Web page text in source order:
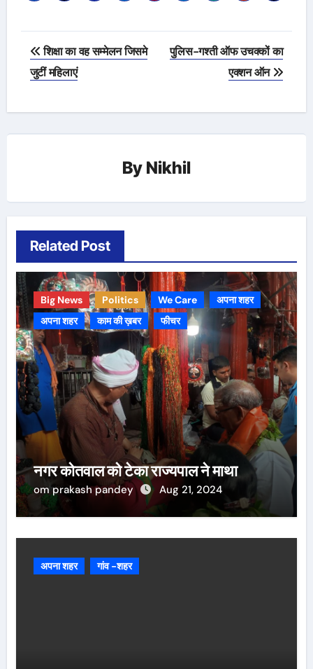
Post
navigation
शिक्षा का वह सम्मेलन जिसमे
जुटीं महिलाएं
पुलिस-गश्ती ऑफ उचक्कों का
एक्शन ऑन
By Nikhil
Related Post
Big News Politics We Care
अपना शहर
अपना शहर
काम की ख़बर फीचर
नगर कोतवाल को टेका राज्यपाल ने माथा
om prakash pandey Aug 21, 2024
अपना शहर गांव -शहर